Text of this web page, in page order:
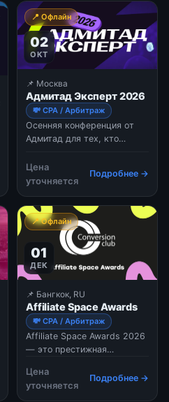
(affiliate marketing),
монетизации цифрового
трафика и созданию
контента. Мероприятие
проводится с 2014 года и с
📍 Офлайн
02
ОКТ
📌 Москва
Адмитад Эксперт 2026
💸 CPA / Арбитраж
Осенняя конференция от
Адмитад для тех, кто
партнерский маркетинг, e-
commerce, маркетплейсы и
потока, 30+ спикеров,
нетворкинг и афтепати в
лофте Goelro в Москве.
Цена
уточняется
Подробнее →
📍 Офлайн
01
ДЕК
📌 Бангкок, RU
Affiliate Space Awards
💸 CPA / Арбитраж
Affiliate Space Awards 2026
— это престижная
сфере аффилейт-
маркетинга,
Цена
уточняется
Подробнее →